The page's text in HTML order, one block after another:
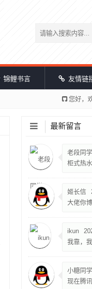
锦鲤书言 友情链
您好，
最新留言
老段同学
柜式热水
姬长信
大佬你
ikun
我靠，
小糖同学